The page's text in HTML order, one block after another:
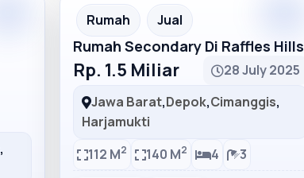
,
Recommended
Rumah Jual
Rumah Secondary Di Raffles Hills
Rp. 1.5 Miliar
28 July 2025
Jawa Barat,Depok,Cimanggis,
Harjamukti
112 M2 140 M2 4 3